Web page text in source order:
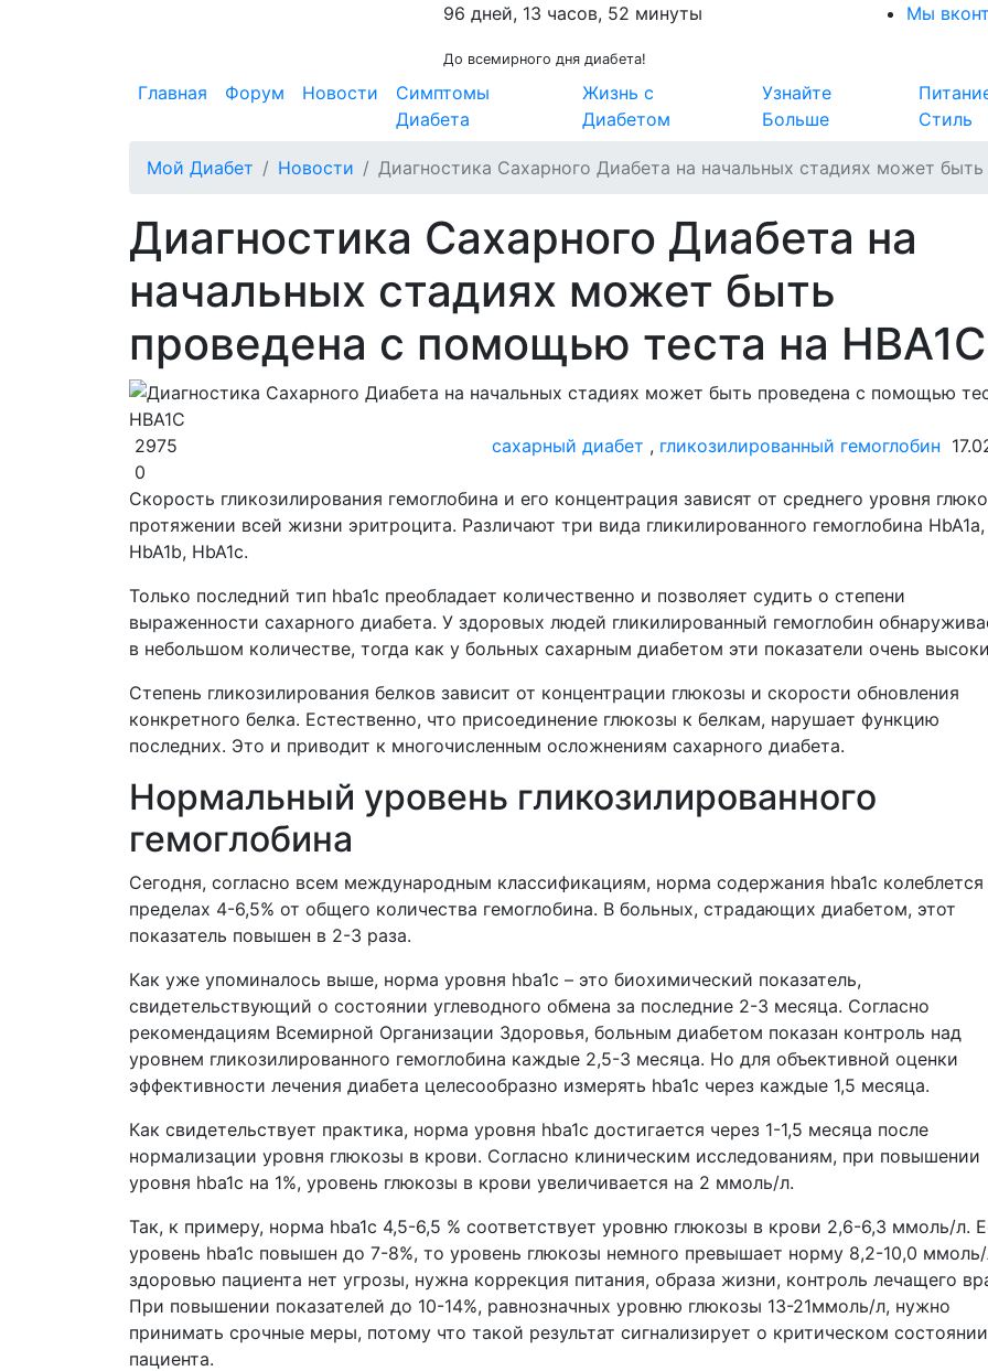
96 дней, 13 часов, 52 минуты
До всемирного дня диабета!
Мы
Главная Форум Новости
Симптомы
Диабета
Жизнь с
Диабетом
Узнайте
Больше
Стиль
Мой Диабет Новости Диагностика Сахарного Диабета на начальных стадиях может
Диагностика Сахарного Диабета на
начальных стадиях может быть
проведена с помощью теста на HBA1C
2975
0
сахарный диабет , гликозилированный гемоглобин
Скорость гликозилирования гемоглобина и его концентрация зависят от среднего уровня
протяжении всей жизни эритроцита. Различают три вида гликилированного гемоглобина НbA1a,
HbA1b, HbA1c.
Только последний тип hba1c преобладает количественно и позволяет судить о степени
выраженности сахарного диабета. У здоровых людей гликилированный гемоглобин
в небольшом количестве, тогда как у больных сахарным диабетом эти показатели очень
Степень гликозилирования белков зависит от концентрации глюкозы и скорости обновления
конкретного белка. Естественно, что присоединение глюкозы к белкам, нарушает функцию
последних. Это и приводит к многочисленным осложнениям сахарного диабета.
Нормальный уровень гликозилированного
гемоглобина
Сегодня, согласно всем международным классификациям, норма содержания hba1c колеблется
пределах 4-6,5% от общего количества гемоглобина. В больных, страдающих диабетом, этот
показатель повышен в 2-3 раза.
Как уже упоминалось выше, норма уровня hba1c – это биохимический показатель,
свидетельствующий о состоянии углеводного обмена за последние 2-3 месяца. Согласно
рекомендациям Всемирной Организации Здоровья, больным диабетом показан контроль над
уровнем гликозилированного гемоглобина каждые 2,5-3 месяца. Но для объективной оценки
эффективности лечения диабета целесообразно измерять hba1c через каждые 1,5 месяца.
Как свидетельствует практика, норма уровня hba1c достигается через 1-1,5 месяца после
нормализации уровня глюкозы в крови. Согласно клиническим исследованиям, при повышении
уровня hba1c на 1%, уровень глюкозы в крови увеличивается на 2 ммоль/л.
Так, к примеру, норма hba1c 4,5-6,5 % соответствует уровню глюкозы в крови 2,6-6,3 ммоль/л.
уровень hba1c повышен до 7-8%, то уровень глюкозы немного превышает норму 8,2-10,0
здоровью пациента нет угрозы, нужна коррекция питания, образа жизни, контроль лечащего
При повышении показателей до 10-14%, равнозначных уровню глюкозы 13-21ммоль/л, нужно
принимать срочные меры, потому что такой результат сигнализирует о критическом состоянии
пациента.